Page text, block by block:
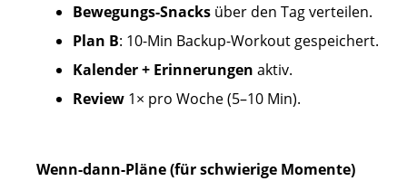
Bewegungs-Snacks über den Tag verteilen.
Plan B: 10-Min Backup-Workout gespeichert.
Kalender + Erinnerungen aktiv.
Review 1× pro Woche (5–10 Min).
Wenn-dann-Pläne (für schwierige Momente)